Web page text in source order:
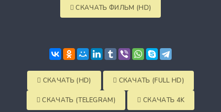
СКАЧАТЬ ФИЛЬМ (HD)
СКАЧАТЬ (HD) СКАЧАТЬ (FULL HD)
СКАЧАТЬ (TELEGRAM) СКАЧАТЬ 4K